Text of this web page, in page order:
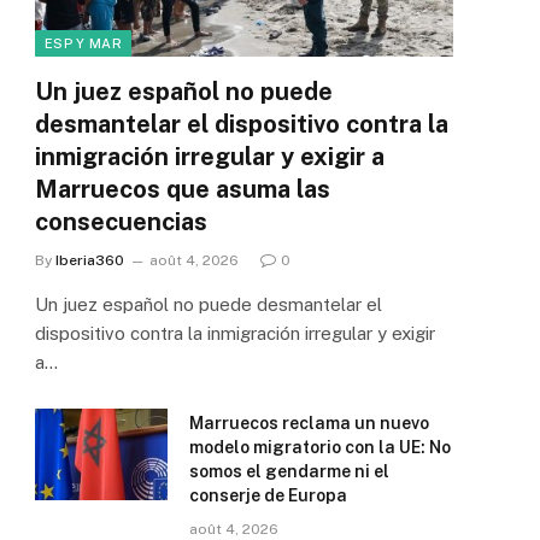
ESP Y MAR
Un juez español no puede
desmantelar el dispositivo contra la
inmigración irregular y exigir a
Marruecos que asuma las
consecuencias
By Iberia360 août 4, 2026 0
Un juez español no puede desmantelar el
dispositivo contra la inmigración irregular y exigir
a…
Marruecos reclama un nuevo
modelo migratorio con la UE: No
somos el gendarme ni el
conserje de Europa
août 4, 2026